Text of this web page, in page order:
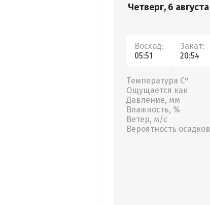
Четверг, 6 августа
Восход:
05:51
Закат:
20:54
Температура С°
Ощущается как
Давление, мм
Влажность, %
Ветер, м/с
Вероятность